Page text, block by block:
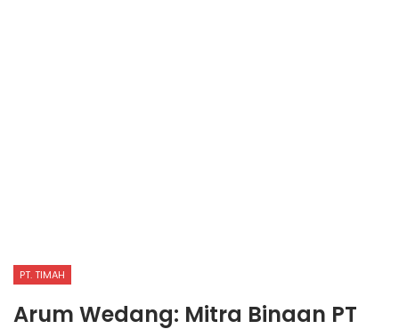
PT. TIMAH
Arum Wedang: Mitra Binaan PT